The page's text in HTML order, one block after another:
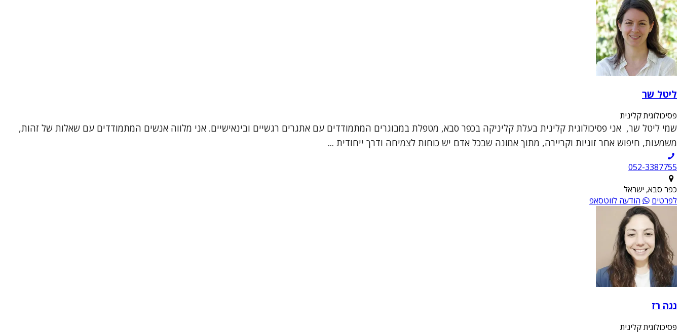
ליטל שר
פסיכולוגית קלינית
שמי ליטל שר, אני פסיכולוגית קלינית בעלת קליניקה בכפר סבא, מטפלת במבוגרים המתמודדים עם אתגרים רגשיים ובינאישיים. אני מלווה אנשים המתמודדים עם שאלות של זהות,
משמעות, חיפוש אחר זוגיות וקריירה, מתוך אמונה שבכל אדם יש כוחות לצמיחה ודרך ייחודית ...
052-3387755
כפר סבא, ישראל
לפרטים
הודעה לווטסאפ
נגה רז
פסיכולוגית קלינית